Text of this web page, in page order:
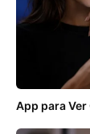
App para